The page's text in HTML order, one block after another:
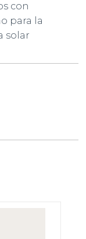
con
para la
solar